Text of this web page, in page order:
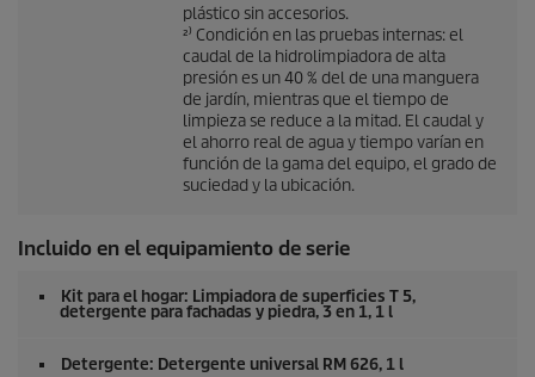
plástico sin accesorios.
²⁾ Condición en las pruebas internas: el
caudal de la hidrolimpiadora de alta
presión es un 40 % del de una manguera
de jardín, mientras que el tiempo de
limpieza se reduce a la mitad. El caudal y
el ahorro real de agua y tiempo varían en
función de la gama del equipo, el grado de
suciedad y la ubicación.
Incluido en el equipamiento de serie
Kit para el hogar: Limpiadora de superficies T 5,
detergente para fachadas y piedra, 3 en 1, 1 l
Detergente: Detergente universal RM 626, 1 l